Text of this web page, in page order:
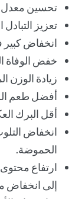
تحسين
تعزيز
انخفاض
خفض الوفاة
زيادة الوزن
أفضل طعم
أقل البرك
انخفاض
الحموضة.
ارتفاع
إلى انخفاض